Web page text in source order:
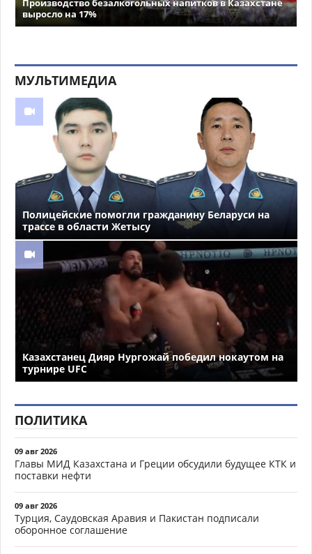
Производство безалкогольных напитков в Казахстане
выросло на 17%
МУЛЬТИМЕДИА
Полицейские помогли гражданину Беларуси на
трассе в области Жетысу
Казахстанец Дияр Нургожай победил нокаутом на
турнире UFC
ПОЛИТИКА
09 авг 2026
Главы МИД Казахстана и Греции обсудили будущее КТК и
поставки нефти
09 авг 2026
Турция, Саудовская Аравия и Пакистан подписали
оборонное соглашение